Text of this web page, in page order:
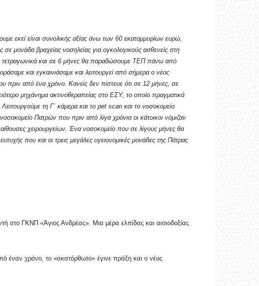
εκεί είναι συνολικής αξίας άνω των 60 εκατομμυρίων ευρώ,
μονάδα βραχείας νοσηλείας για ογκολογικούς ασθενείς στη
και σε 6 μήνες θα παραδώσουμε ΤΕΠ πάνω από
και εγκαινιάσαμε και λειτουργεί από σήμερα ο νέος
πριν από ένα χρόνο. Κανείς δεν πίστευε ότι σε 12 μήνες, σε
μηχάνημα ακτινοθεραπείας στο ΕΣΥ, το οποίο πραγματικά
τη Γ΄ κάμερα και το pet scan και το νοσοκομείο
Πατρών που πριν από λίγα χρόνια οι κάτοικοι νόμιζαν
χειρουργείων. Ένα νοσοκομείο που σε λίγους μήνες θα
που και οι τρεις μεγάλες υγειονομικές μονάδες της Πάτρας
στο ΓΚΝΠ «Άγιος Ανδρέας». Μια μέρα ελπίδας και αισιοδοξίας
έναν χρόνο, το «ακατόρθωτο» έγινε πράξη και ο νέος